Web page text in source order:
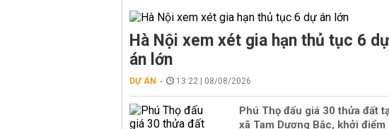
Hà Nội xem xét gia hạn thủ tục 6 dự
án lớn
DỰ ÁN 13:22 | 08/08/2026
Phú Thọ đấu giá 30 thửa đất
xã Tam Dương Bắc, khởi điểm